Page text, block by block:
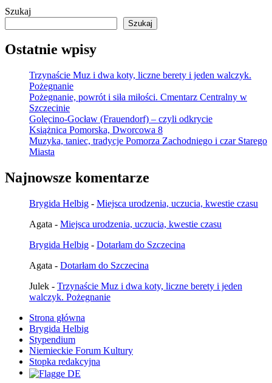
Städtepartner
Stettin
Szukaj
Szukaj
Ostatnie wpisy
Trzynaście Muz i dwa koty, liczne berety i jeden walczyk.
Pożegnanie
Pożegnanie, powrót i siła miłości. Cmentarz Centralny w
Szczecinie
Golęcino-Gocław (Frauendorf) – czyli odkrycie
Książnica Pomorska, Dworcowa 8
Muzyka, taniec, tradycje Pomorza Zachodniego i czar Starego
Miasta
Najnowsze komentarze
Brygida Helbig - Miejsca urodzenia, uczucia, kwestie czasu
Agata - Miejsca urodzenia, uczucia, kwestie czasu
Brygida Helbig - Dotarłam do Szczecina
Agata - Dotarłam do Szczecina
Julek - Trzynaście Muz i dwa koty, liczne berety i jeden
walczyk. Pożegnanie
Strona główna
Brygida Helbig
Stypendium
Niemieckie Forum Kultury
Stopka redakcyjna